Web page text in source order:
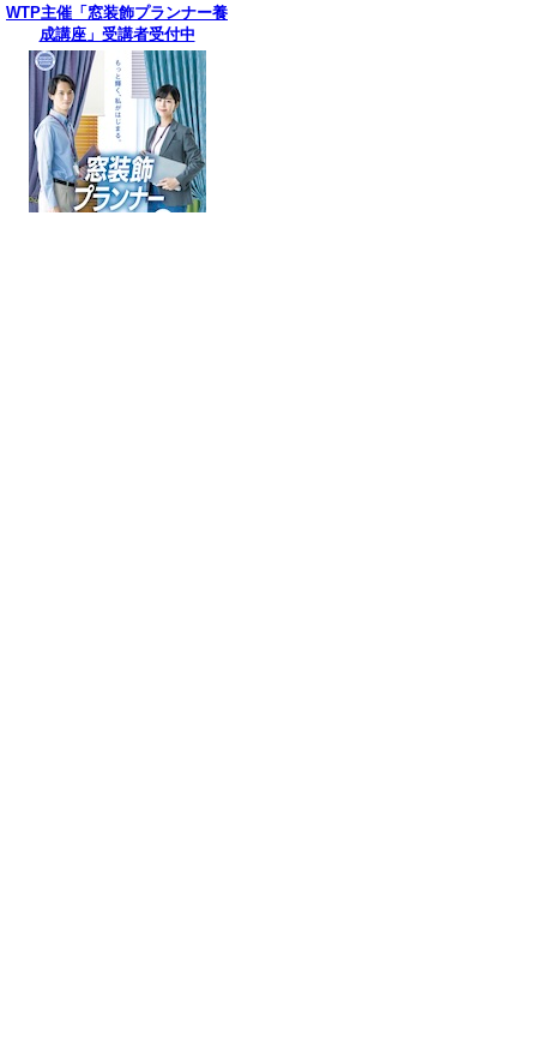
WTP主催「窓装飾プランナー養
成講座」受講者受付中